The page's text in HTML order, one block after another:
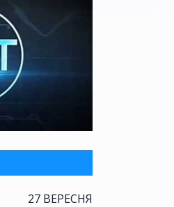
27 ВЕРЕСНЯ